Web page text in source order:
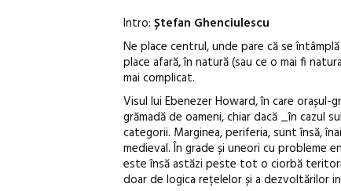
Intro: Ștefan Ghenciulescu
Ne place centrul, unde pare că se
place afară, în natură (sau ce o mai fi
mai complicat.
Visul lui Ebenezer Howard, în care orașul-
grămadă de oameni, chiar dacă _în cazul
categorii. Marginea, periferia, sunt însă,
medieval. În grade și uneori cu probleme
este însă astăzi peste tot o ciorbă
doar de logica rețelelor și a dezvoltărilor